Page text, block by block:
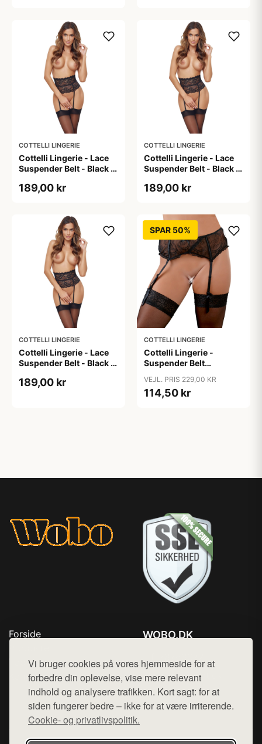
Vi bruger cookies på vores hjemmeside for at
forbedre din oplevelse, vise mere relevant
indhold og analysere trafikken. Kort sagt: for at
siden fungerer bedre – ikke for at være irriterende.
Cookie- og privatlivspolitik.
COTTELLI LINGERIE
Cottelli Lingerie - Lace
Suspender Belt - Black -
189,00 kr
COTTELLI LINGERIE
Cottelli Lingerie - Lace
Suspender Belt - Black -
189,00 kr
COTTELLI LINGERIE
Cottelli Lingerie - Lace
Suspender Belt - Black -
189,00 kr
SPAR 50%
COTTELLI LINGERIE
Cottelli Lingerie -
Suspender Belt
VEJL. PRIS 229,00 KR
114,50 kr
Forside
Top Rabatter
Kontakt
WOBO.DK
Mail: hej@want.dk
Cookie- og privatlivspolitik